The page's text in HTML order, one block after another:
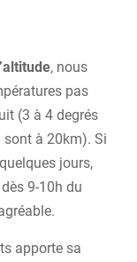
, nous
pas
(3 à 4 degrés
sont à 20km). Si
jours,
9-10h du
apporte sa